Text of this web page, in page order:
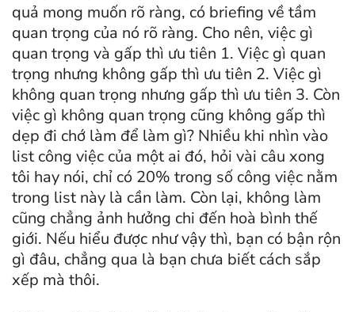
quả mong muốn rõ ràng, có briefing về tầm
quan trọng của nó rõ ràng. Cho nên, việc gì
quan trọng và gấp thì ưu tiên 1. Việc gì quan
trọng nhưng không gấp thì ưu tiên 2. Việc gì
không quan trọng nhưng gấp thì ưu tiên 3. Còn
việc gì không quan trọng cũng không gấp thì
dẹp đi chớ làm để làm gì? Nhiều khi nhìn vào
list công việc của một ai đó, hỏi vài câu xong
tôi hay nói, chỉ có 20% trong số công việc nằm
trong list này là cần làm. Còn lại, không làm
cũng chẳng ảnh hưởng chi đến hoà bình thế
giới. Nếu hiểu được như vậy thì, bạn có bận rộn
gì đâu, chẳng qua là bạn chưa biết cách sắp
xếp mà thôi.